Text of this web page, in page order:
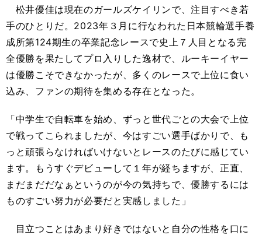
松井優佳は現在のガールズケイリンで、注目すべき若
手のひとりだ。2023年３月に行なわれた日本競輪選手養
成所第124期生の卒業記念レースで史上７人目となる完
全優勝を果たしてプロ入りした逸材で、ルーキーイヤー
は優勝こそできなかったが、多くのレースで上位に食い
込み、ファンの期待を集める存在となった。
「中学生で自転車を始め、ずっと世代ごとの大会で上位
で戦ってこられましたが、今はすごい選手ばかりで、も
っと頑張らなければいけないとレースのたびに感じてい
ます。もうすぐデビューして１年が経ちますが、正直、
まだまだだなぁというのが今の気持ちで、優勝するには
ものすごい努力が必要だと実感しました」
目立つことはあまり好きではないと自分の性格を口に